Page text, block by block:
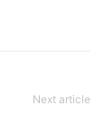
Next article